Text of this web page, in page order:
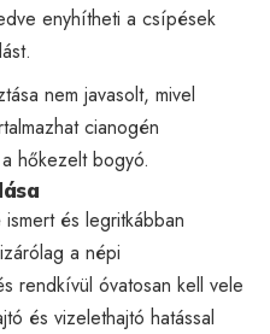
enyhítheti a csípések
nem javasolt, mivel
cianogén
hőkezelt bogyó.
és legritkábban
a népi
rendkívül óvatosan kell vele
és vizelethajtó hatással